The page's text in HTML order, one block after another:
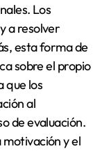
Los
a resolver
esta forma de
sobre el propio
que los
al
de evaluación.
motivación y el